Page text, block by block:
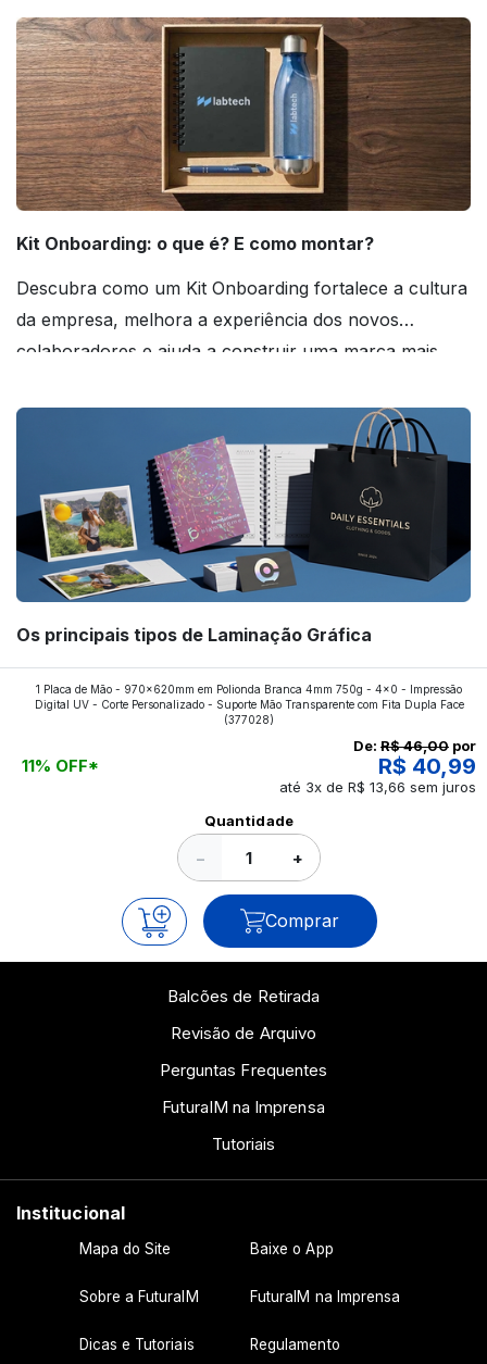
Kit Onboarding: o que é? E como montar?
Descubra como um Kit Onboarding fortalece a cultura
da empresa, melhora a experiência dos novos
colaboradores e ajuda a construir uma marca mais
Os principais tipos de Laminação Gráfica
aplicados nos impressos da gráfica FuturaIM? Então,
continue a leitura que vamos revelar para você!
1 Placa de Mão - 970x620mm em Polionda Branca 4mm 750g - 4x0 - Impressão
Digital UV - Corte Personalizado - Suporte Mão Transparente com Fita Dupla Face
(377028)
11% OFF*
De: R$ 46,00 por
R$ 40,99
até 3x de R$ 13,66 sem juros
Quantidade
− +
Comprar
Balcões de Retirada
Revisão de Arquivo
Perguntas Frequentes
FuturaIM na Imprensa
Tutoriais
Institucional
Mapa do Site Baixe o App
Sobre a FuturaIM FuturaIM na Imprensa
Dicas e Tutoriais Regulamento